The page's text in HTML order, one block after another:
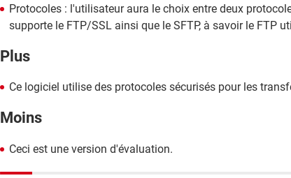
Protocoles : l'utilisateur aura le choix entre deux
supporte le FTP/SSL ainsi que le SFTP, à savoir le FTP
Plus
Ce logiciel utilise des protocoles sécurisés pour les
Moins
Ceci est une version d'évaluation.